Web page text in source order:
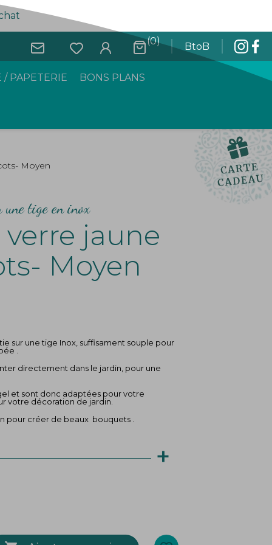
(0) BtoB
/ PAPETERIE BONS PLANS
Moyen
une tige en inox
jaune
Moyen
(3 avis)
sur une tige Inox, suffisament souple pour
.
directement dans le jardin, pour une
et sont donc adaptées pour votre
votre décoration de jardin.
pour créer de beaux bouquets .
+